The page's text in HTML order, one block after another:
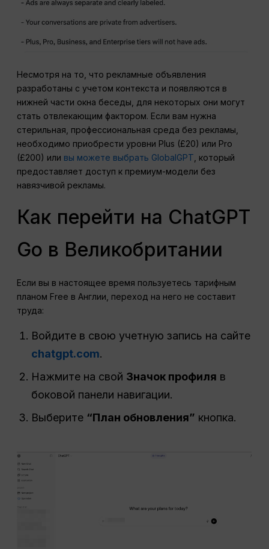
Несмотря на то, что рекламные объявления
разработаны с учетом контекста и появляются в
нижней части окна беседы, для некоторых они могут
стать отвлекающим фактором. Если вам нужна
стерильная, профессиональная среда без рекламы,
необходимо приобрести уровни Plus (£20) или Pro
(£200) или вы можете выбрать GlobalGPT , который
предоставляет доступ к премиум-модели без
навязчивой рекламы.
Как перейти на ChatGPT
Go в Великобритании
Если вы в настоящее время пользуетесь тарифным
планом Free в Англии, переход на него не составит
труда:
Войдите в свою учетную запись на сайте
chatgpt.com.
Нажмите на свой Значок профиля в
боковой панели навигации.
Выберите “План обновления” кнопка.